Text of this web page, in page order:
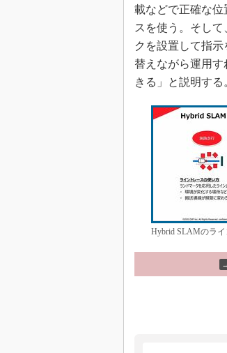
載などで正確な
スを使う。そし
クを設置して指
替えながら運用
きる」と説明する
Hybrid SLAMのラ